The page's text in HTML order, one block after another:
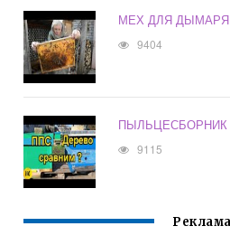
МЕХ ДЛЯ
9404
9115
Реклама